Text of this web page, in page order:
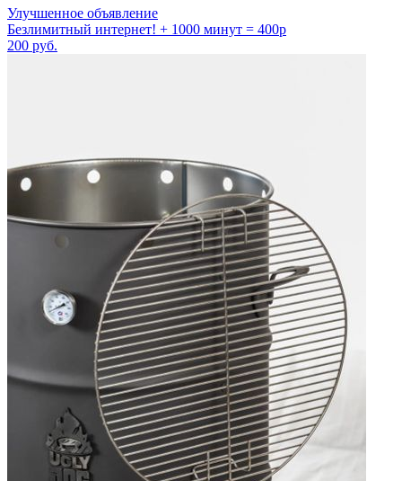
Улучшенное объявление
Безлимитный интернет! + 1000 минут = 400р
200 руб.